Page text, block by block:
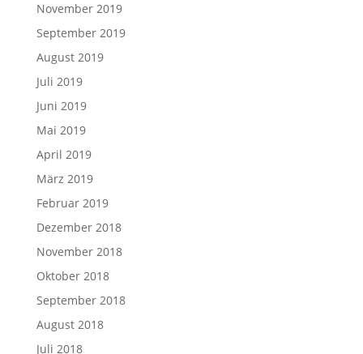
November 2019
September 2019
August 2019
Juli 2019
Juni 2019
Mai 2019
April 2019
März 2019
Februar 2019
Dezember 2018
November 2018
Oktober 2018
September 2018
August 2018
Juli 2018